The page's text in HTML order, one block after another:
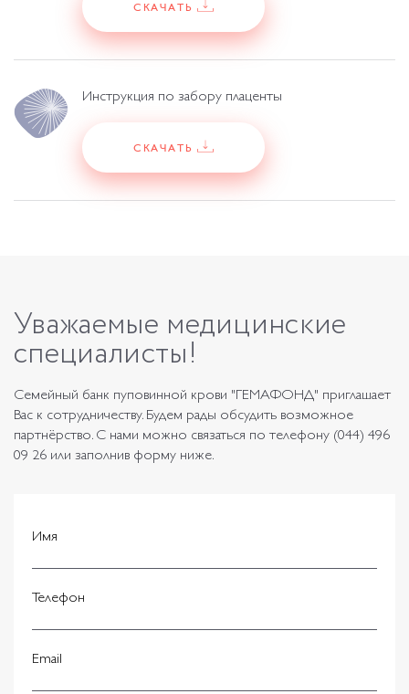
СКАЧАТЬ
Инструкция по забору плаценты
СКАЧАТЬ
Уважаемые медицинские
специалисты!
Семейный банк пуповинной крови "ГЕМАФОНД" приглашает
Вас к сотрудничеству. Будем рады обсудить возможное
партнёрство. С нами можно связаться по телефону (044) 496
09 26 или заполнив форму ниже.
Имя
Телефон
Email